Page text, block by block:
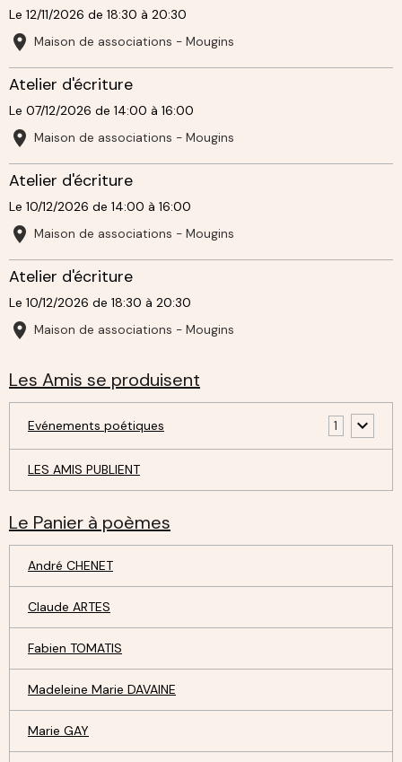
Le 12/11/2026 de 18:30 à 20:30
Maison de associations - Mougins
Atelier d'écriture
Le 07/12/2026 de 14:00 à 16:00
Maison de associations - Mougins
Atelier d'écriture
Le 10/12/2026 de 14:00 à 16:00
Maison de associations - Mougins
Atelier d'écriture
Le 10/12/2026 de 18:30 à 20:30
Maison de associations - Mougins
Les Amis se produisent
Evénements poétiques 1
LES AMIS PUBLIENT
Le Panier à poèmes
André CHENET
Claude ARTES
Fabien TOMATIS
Madeleine Marie DAVAINE
Marie GAY